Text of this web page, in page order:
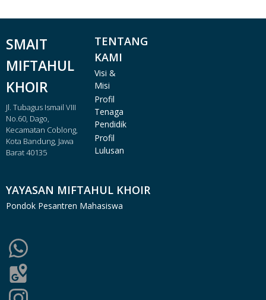
SMAIT
MIFTAHUL
KHOIR
Jl. Tubagus Ismail VIII
No.60, Dago,
Kecamatan Coblong,
Kota Bandung, Jawa
Barat 40135
TENTANG
KAMI
Visi &
Misi
Profil
Tenaga
Pendidik
Profil
Lulusan
YAYASAN MIFTAHUL KHOIR
Pondok Pesantren Mahasiswa